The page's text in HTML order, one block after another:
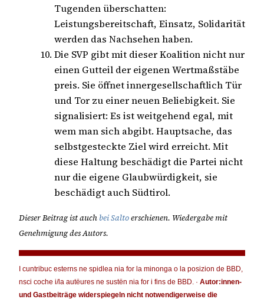
Tugenden überschatten:
Leistungsbereitschaft, Einsatz, Solidarität
werden das Nachsehen haben.
Die SVP gibt mit dieser Koalition nicht nur
einen Gutteil der eigenen Wertmaßstäbe
preis. Sie öffnet innergesellschaftlich Tür
und Tor zu einer neuen Beliebigkeit. Sie
signalisiert: Es ist weitgehend egal, mit
wem man sich abgibt. Hauptsache, das
selbstgesteckte Ziel wird erreicht. Mit
diese Haltung beschädigt die Partei nicht
nur die eigene Glaubwürdigkeit, sie
beschädigt auch Südtirol.
Dieser Beitrag ist auch bei Saltoerschienen. Wiedergabe mit
Genehmigung des Autors.
I cuntribuc esterns ne spidlea nia for la minonga o la posizion de BBD,
nsci coche i/la autëures ne sustën nia for i fins de BBD. · Autor:innen-
und Gastbeiträge widerspiegeln nicht notwendigerweise die